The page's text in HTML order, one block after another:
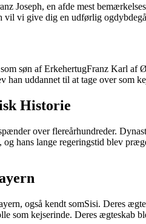
Joseph, en afde mest
vi give dig en udførlig
søn af ErkehertugFranz Karl
uddannet til at tage over som
Historie
over flereårhundreder.
hans lange regeringstid blev
også kendt somSisi. Deres
som kejserinde. Deres ægteskab